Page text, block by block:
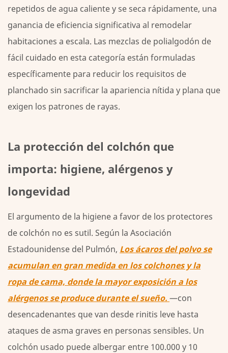
repetidos de agua caliente y se seca rápidamente, una
ganancia de eficiencia significativa al remodelar
habitaciones a escala. Las mezclas de polialgodón de
fácil cuidado en esta categoría están formuladas
específicamente para reducir los requisitos de
planchado sin sacrificar la apariencia nítida y plana que
exigen los patrones de rayas.
La protección del colchón que
importa: higiene, alérgenos y
longevidad
El argumento de la higiene a favor de los protectores
de colchón no es sutil. Según la Asociación
Estadounidense del Pulmón, Los ácaros del polvo se
acumulan en gran medida en los colchones y la
ropa de cama, donde la mayor exposición a los
alérgenos se produce durante el sueño. —con
desencadenantes que van desde rinitis leve hasta
ataques de asma graves en personas sensibles. Un
colchón usado puede albergar entre 100.000 y 10